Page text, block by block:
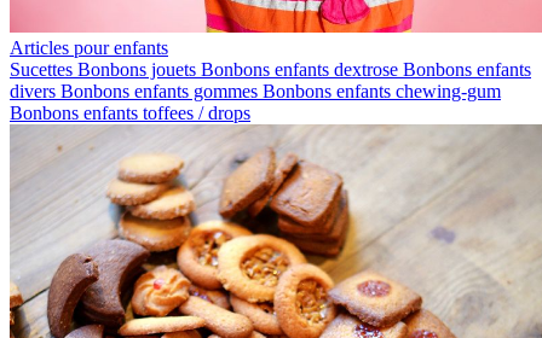
Articles pour enfants
Sucettes Bonbons jouets Bonbons enfants dextrose Bonbons enfants
divers Bonbons enfants gommes Bonbons enfants chewing-gum
Bonbons enfants toffees / drops